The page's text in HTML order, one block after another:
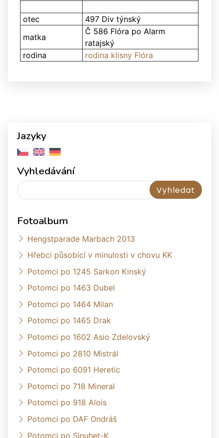
otec
497 Div týnský
matka
Č 586 Flóra po Alarm
ratajský
rodina
rodina klisny Flóra
Jazyky
Vyhledávání
Fotoalbum
Hengstparade Marbach 2013
Hřebci působící v minulosti v chovu KK
Potomci po 1245 Sarkon Kinský
Potomci po 1463 Dubel
Potomci po 1464 Milan
Potomci po 1465 Drak
Potomci po 1602 Asio Zdelovský
Potomci po 2810 Mistrál
Potomci po 6091 Heretic
Potomci po 718 Mineral
Potomci po 918 Alois
Potomci po DAF Ondráš
Potomci po Sinuhet-K